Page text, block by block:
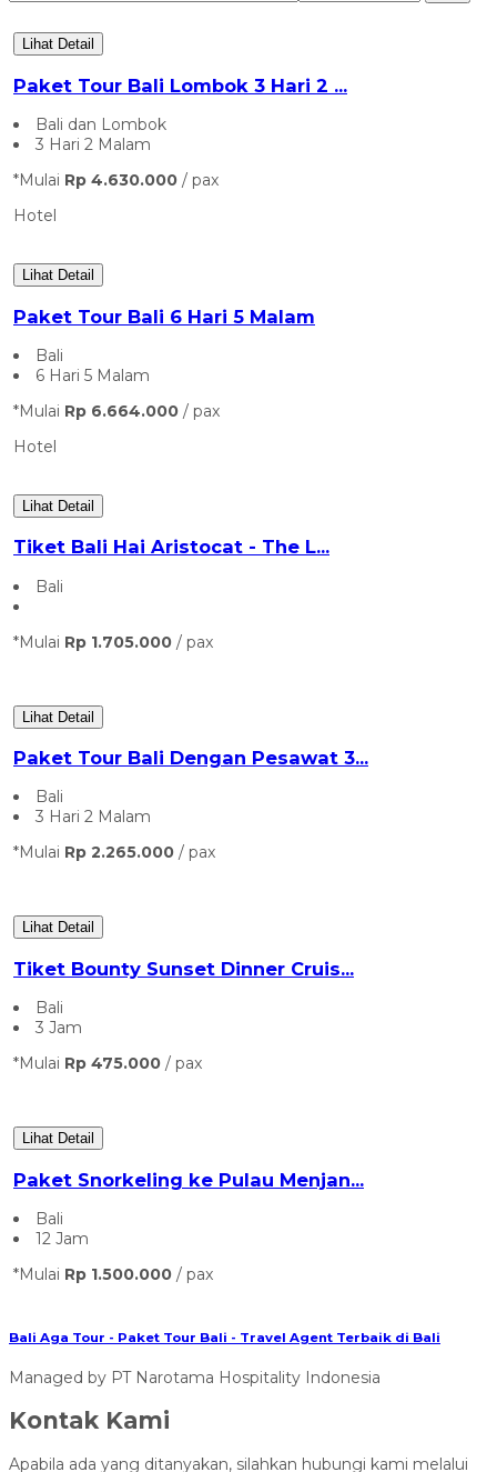
Lihat Detail
Paket Tour Bali Lombok 3 Hari 2 ...
Bali dan Lombok
3 Hari 2 Malam
*Mulai Rp 4.630.000 / pax
Hotel
Lihat Detail
Paket Tour Bali 6 Hari 5 Malam
Bali
6 Hari 5 Malam
*Mulai Rp 6.664.000 / pax
Hotel
Lihat Detail
Tiket Bali Hai Aristocat - The L...
Bali
*Mulai Rp 1.705.000 / pax
Lihat Detail
Paket Tour Bali Dengan Pesawat 3...
Bali
3 Hari 2 Malam
*Mulai Rp 2.265.000 / pax
Lihat Detail
Tiket Bounty Sunset Dinner Cruis...
Bali
3 Jam
*Mulai Rp 475.000 / pax
Lihat Detail
Paket Snorkeling ke Pulau Menjan...
Bali
12 Jam
*Mulai Rp 1.500.000 / pax
Bali Aga Tour - Paket Tour Bali - Travel Agent Terbaik di Bali
Managed by PT Narotama Hospitality Indonesia
Kontak Kami
Apabila ada yang ditanyakan, silahkan hubungi kami melalui